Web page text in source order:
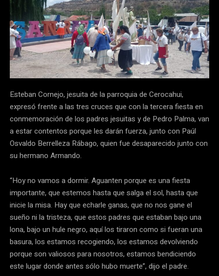
Esteban Cornejo, jesuita de la parroquia de Cerocahui,
expresó frente a las tres cruces que con la tercera fiesta en
conmemoración de los padres jesuitas y de Pedro Palma, van
a estar contentos porque les darán fuerza, junto con Paúl
Osvaldo Berrelleza Rábago, quien fue desaparecido junto con
su hermano Armando.
“Hoy no vamos a dormir. Aguanten porque es una fiesta
importante, que estemos hasta que salga el sol, hasta que
inicie la misa. Hay que echarle ganas, que no nos gane el
sueño ni la tristeza, que estos padres que estaban bajo una
lona, bajo un hule negro, aquí los tiraron como si fueran una
basura, los estamos recogiendo, los estamos devolviendo
porque son valiosos para nosotros, estamos bendiciendo
este lugar donde antes sólo hubo muerte”, dijo el padre.